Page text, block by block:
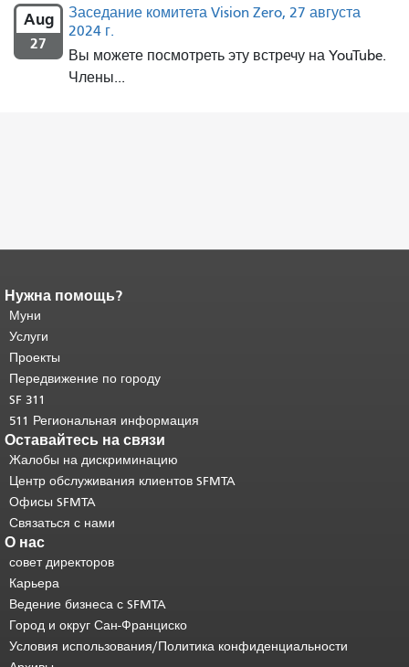
Aug
27
Заседание комитета Vision Zero, 27 августа
2024 г.
Вы можете посмотреть эту встречу на YouTube.
Члены...
Конец содержимого
страницы.
страницы повторяется на каждой
странице.
основного содержимого .
Нужна помощь?
Муни
Услуги
Проекты
Передвижение по городу
SF 311
511 Региональная информация
Оставайтесь на связи
Жалобы на дискриминацию
Центр обслуживания клиентов SFMTA
Офисы SFMTA
Связаться с нами
О нас
совет директоров
Карьера
Ведение бизнеса с SFMTA
Город и округ Сан-Франциско
Условия использования/Политика конфиденциальности